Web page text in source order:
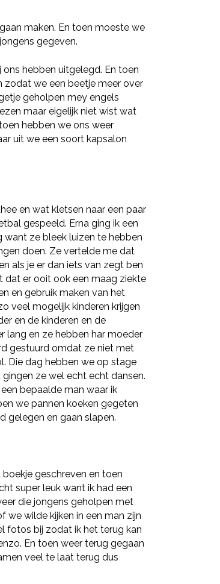
maken. En toen moeste we
gegeven.
hebben uitgelegd. En toen
zodat we een beetje meer over
geholpen mey engels
maar eigelijk niet wist wat
hebben we ons weer
uit we een soort kapsalon
en wat kletsen naar een paar
gespeeld. Erna ging ik een
want ze bleek luizen te hebben
doen. Ze vertelde me dat
als je er dan iets van zegt ben
dat er ooit ook een maag ziekte
en gebruik maken van het
veel mogelijk kinderen krijgen
en de kinderen en de
lang en ze hebben har moeder
gestuurd omdat ze niet met
Die dag hebben we op stage
ze wel echt echt dansen.
bepaalde man waar ik
we pannen koeken gegeten
gelegen en gaan slapen.
geschreven en toen
super leuk want ik had een
die jongens geholpen met
we wilde kijken in een man zijn
fotos bij zodat ik het terug kan
En toen weer terug gegaan
veel te laat terug dus